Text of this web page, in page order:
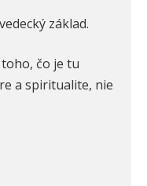
základ.
čo je tu
a spiritualite, nie